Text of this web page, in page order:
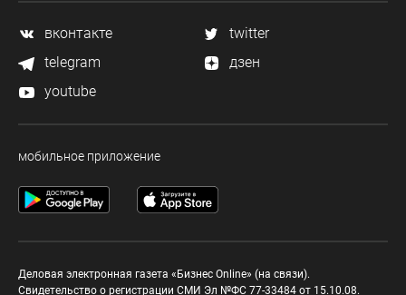
вконтакте
twitter
telegram
дзен
youtube
мобильное приложение
Деловая электронная газета «Бизнес Online» (на связи).
Свидетельство о регистрации СМИ Эл №ФС 77-33484 от 15.10.08.